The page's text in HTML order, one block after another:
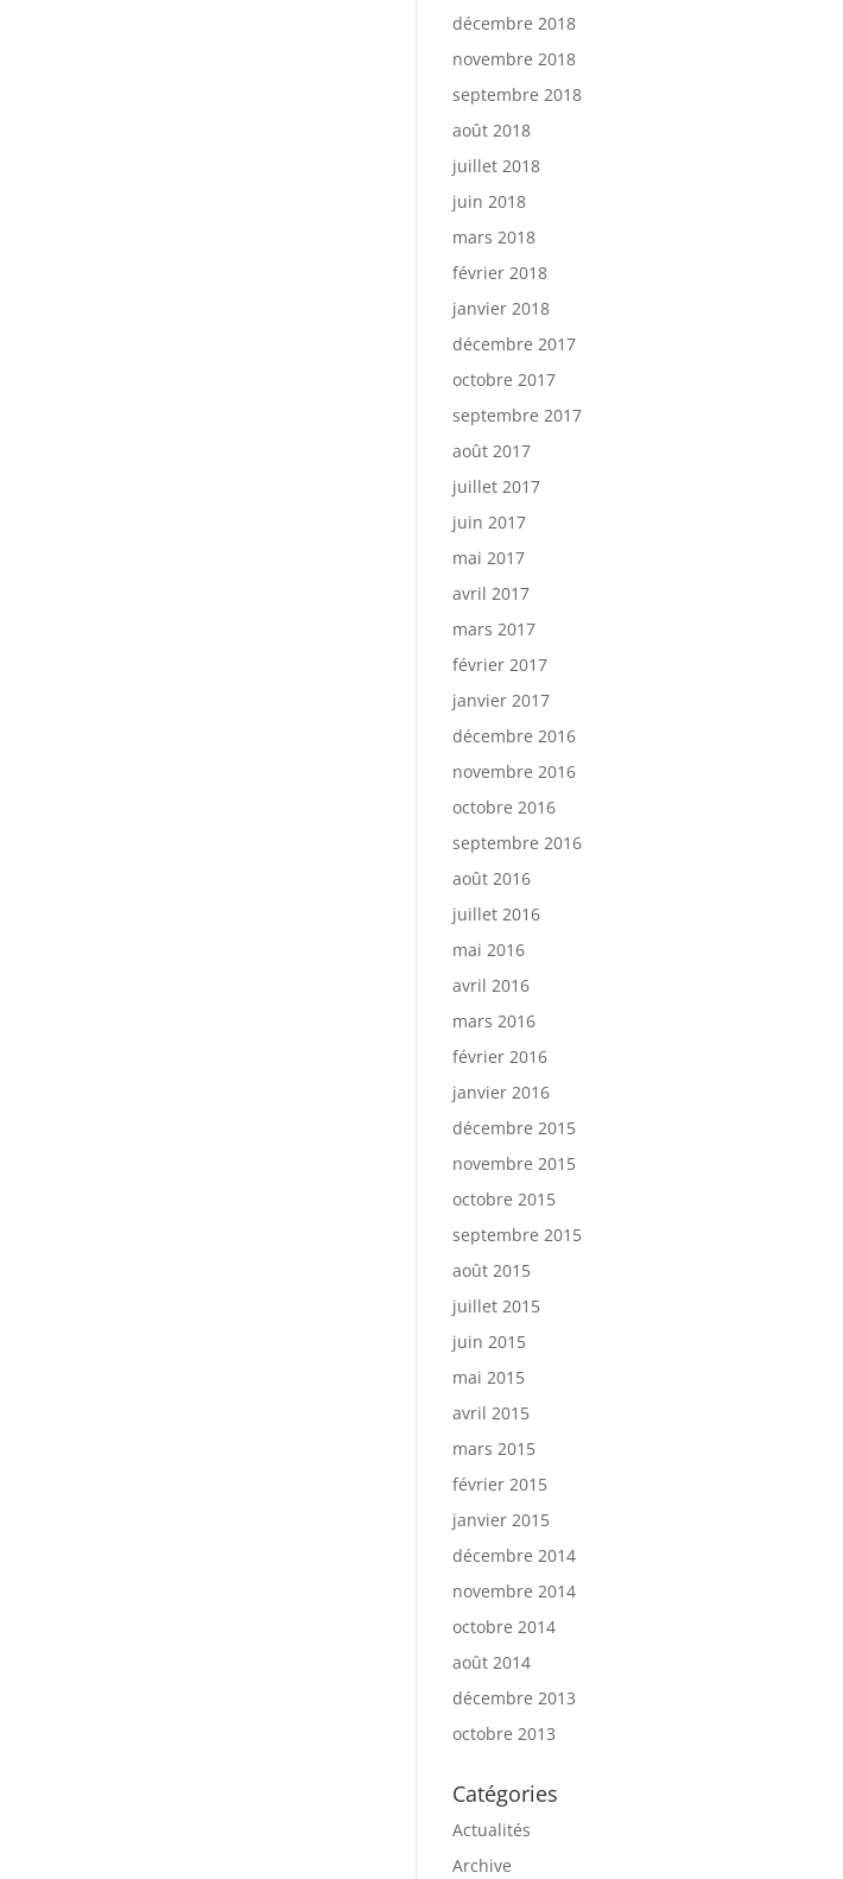
décembre 2018
novembre 2018
septembre 2018
août 2018
juillet 2018
juin 2018
mars 2018
février 2018
janvier 2018
décembre 2017
octobre 2017
septembre 2017
août 2017
juillet 2017
juin 2017
mai 2017
avril 2017
mars 2017
février 2017
janvier 2017
décembre 2016
novembre 2016
octobre 2016
septembre 2016
août 2016
juillet 2016
mai 2016
avril 2016
mars 2016
février 2016
janvier 2016
décembre 2015
novembre 2015
octobre 2015
septembre 2015
août 2015
juillet 2015
juin 2015
mai 2015
avril 2015
mars 2015
février 2015
janvier 2015
décembre 2014
novembre 2014
octobre 2014
août 2014
décembre 2013
octobre 2013
Catégories
Actualités
Archive